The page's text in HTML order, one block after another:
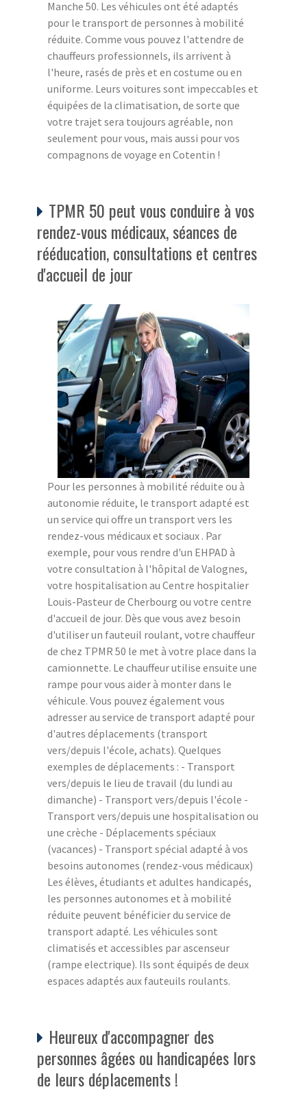
Manche 50. Les véhicules ont été adaptés
pour le transport de personnes à mobilité
réduite. Comme vous pouvez l'attendre de
chauffeurs professionnels, ils arrivent à
l'heure, rasés de près et en costume ou en
uniforme. Leurs voitures sont impeccables et
équipées de la climatisation, de sorte que
votre trajet sera toujours agréable, non
seulement pour vous, mais aussi pour vos
compagnons de voyage en Cotentin !
TPMR 50 peut vous conduire à vos
rendez-vous médicaux, séances de
rééducation, consultations et centres
d'accueil de jour
Pour les personnes à mobilité réduite ou à
autonomie réduite, le transport adapté est
un service qui offre un transport vers les
rendez-vous médicaux et sociaux . Par
exemple, pour vous rendre d'un EHPAD à
votre consultation à l'hôpital de Valognes,
votre hospitalisation au Centre hospitalier
Louis-Pasteur de Cherbourg ou votre centre
d'accueil de jour. Dès que vous avez besoin
d'utiliser un fauteuil roulant, votre chauffeur
de chez TPMR 50 le met à votre place dans la
camionnette. Le chauffeur utilise ensuite une
rampe pour vous aider à monter dans le
véhicule. Vous pouvez également vous
adresser au service de transport adapté pour
d'autres déplacements (transport
vers/depuis l'école, achats). Quelques
exemples de déplacements : - Transport
vers/depuis le lieu de travail (du lundi au
dimanche) - Transport vers/depuis l'école -
Transport vers/depuis une hospitalisation ou
une crèche - Déplacements spéciaux
(vacances) - Transport spécial adapté à vos
besoins autonomes (rendez-vous médicaux)
Les élèves, étudiants et adultes handicapés,
les personnes autonomes et à mobilité
réduite peuvent bénéficier du service de
transport adapté. Les véhicules sont
climatisés et accessibles par ascenseur
(rampe electrique). Ils sont équipés de deux
espaces adaptés aux fauteuils roulants.
Heureux d'accompagner des
personnes âgées ou handicapées lors
de leurs déplacements !